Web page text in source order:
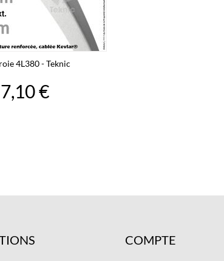
4L380 - Teknic
7,10 €
COMPTE